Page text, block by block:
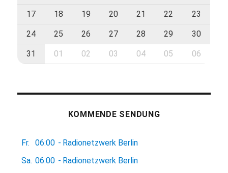
17 18 19 20 21 22 23
24 25 26 27 28 29 30
31 01 02 03 04 05 06
KOMMENDE SENDUNG
Fr. 06:00 - Radionetzwerk Berlin
Sa. 06:00 - Radionetzwerk Berlin